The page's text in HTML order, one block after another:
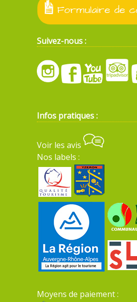
Formulaire de
Suivez-nous :
Infos pratiques :
Voir les avis
Nos labels :
Moyens de paiement :